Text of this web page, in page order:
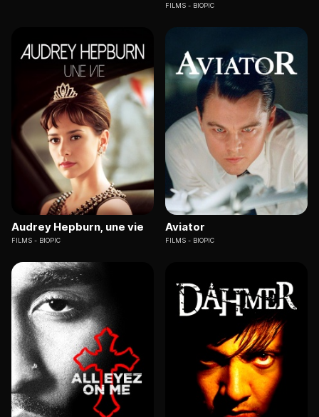
FILMS BIOPIC
Audrey Hepburn, une vie
FILMS BIOPIC
Aviator
FILMS BIOPIC